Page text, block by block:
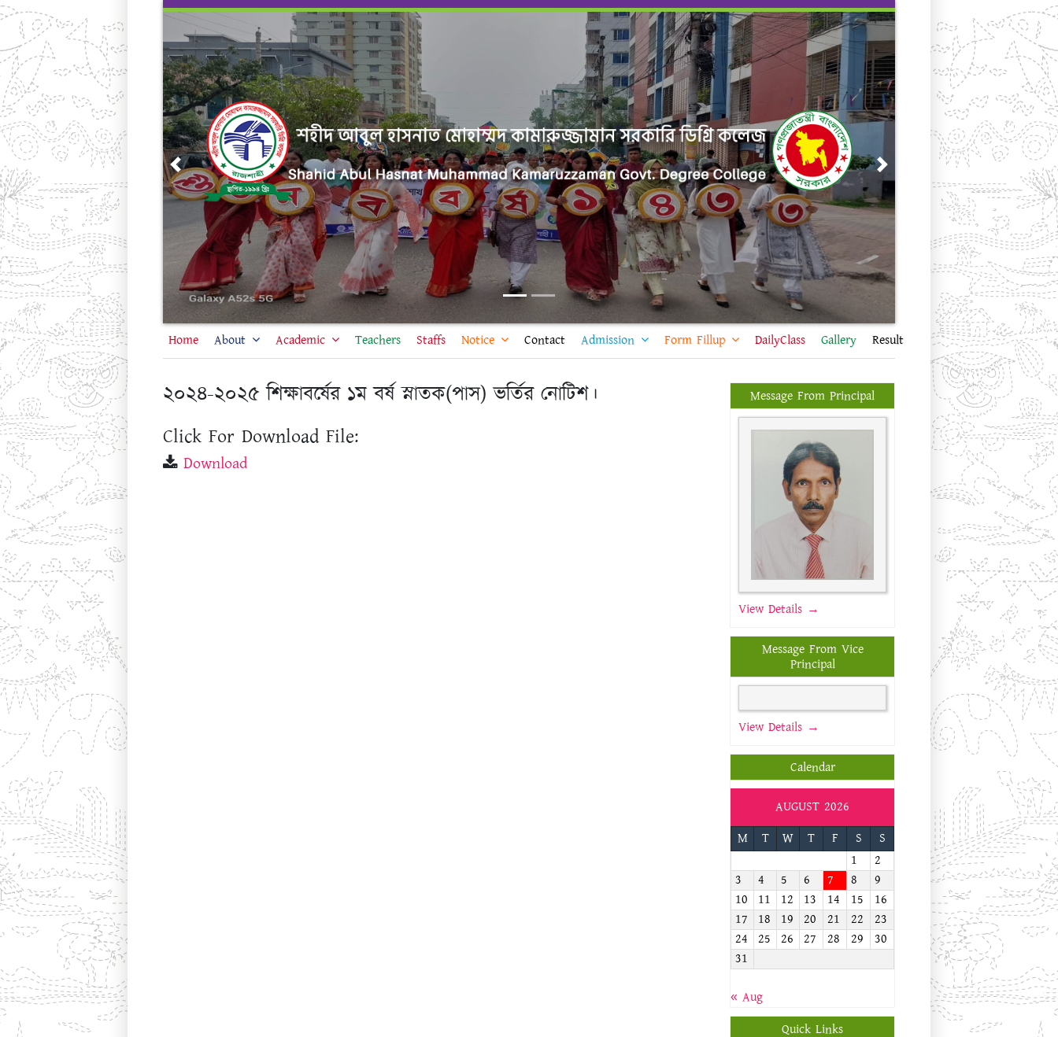
Skip
content
Previous Next
Home About Academic Teachers Staffs Notice Contact Admission Form Fillup DailyClass Gallery Result
২০২৪-২০২৫ শিক্ষাবর্ষের ১ম বর্ষ স্নাতক(পাস) ভর্তির নোটিশ।
Click For Download File:
Download
Message From Principal
View Details →
Message From Vice
Principal
View Details →
Calendar
AUGUST 2026
M
T W T F S
S
1
2
3
4 5 6 7 8
9
10
11 12 13 14 15
16
17
18 19 20 21 22
23
24
25 26 27 28 29
30
31
« Aug
Quick Links